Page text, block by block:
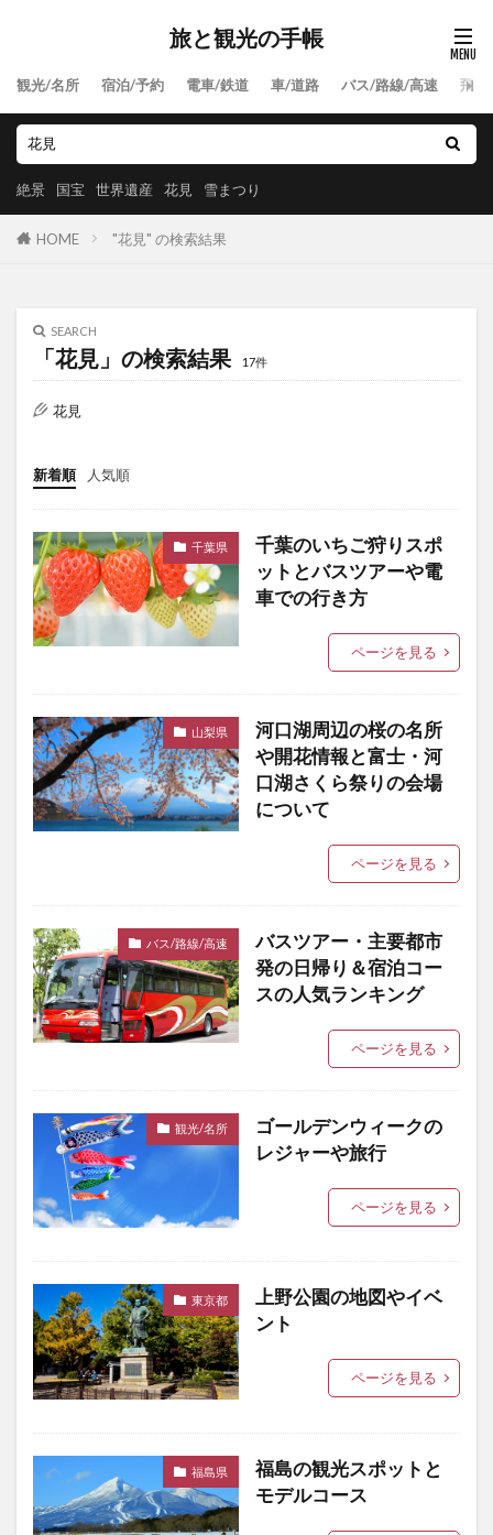
旅と観光の手帳
観光/名所 宿泊/予約 電車/鉄道 車/道路 バス/路線/高速 飛行
絶景 国宝 世界遺産 花見 雪まつり
HOME "花見" の検索結果
SEARCH
「花見」の検索結果 17件
花見
新着順 人気順
千葉県
千葉のいちご狩りスポ
ットとバスツアーや電
車での行き方
ページを見る
山梨県
河口湖周辺の桜の名所
や開花情報と富士・河
口湖さくら祭りの会場
について
ページを見る
バス/路線/高速
バスツアー・主要都市
発の日帰り＆宿泊コー
スの人気ランキング
ページを見る
観光/名所
ゴールデンウィークの
レジャーや旅行
ページを見る
東京都
上野公園の地図やイベ
ント
ページを見る
福島県
福島の観光スポットと
モデルコース